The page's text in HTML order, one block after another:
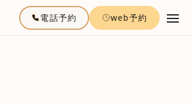
電話予約 web予約